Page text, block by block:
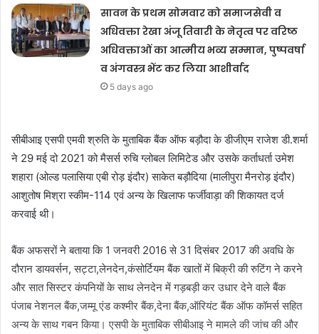
सावन के प्रथम सोमवार को समाजसेवी व
अधिवक्ता रेखा अंजू तिवारी के नेतृत्व पर वरिष्ठ
अधिवक्ताओं का आत्मीय भव्य सम्मान, पुष्पवर्षा
व अंगवस्त्र भेंट कर लिया आशीर्वाद
5 days ago
सीबीआइ एसपी एमवी श्रुति के मुताबिक बैंक ऑफ बड़ौदा के डीजीएम राजेश डी.शर्मा
ने 29 मई दो 2021 को मैसर्स रुचि ग्लोबल लिमिटेड और उसके कर्ताधर्ता उमेश
शहारा (ओल्ड पलासिया एबी रोड़ इंदौर) साकेत बड़ौदिया (मालीपुरा मैनरोड़ इंदौर)
आशुतोष मिश्रा स्कीम-114 एवं अन्य के खिलाफ फर्जीवाड़ा की शिकायत दर्ज
करवाई थी।
बैंक अफसरों ने बताया कि 1 जनवरी 2016 से 31 दिसंबर 2017 की अवधि के
दौरान डायवर्सन, सट्टा,लेनदेन,कंसोर्टियम बैंक खातों में बिक्री की रुटिंग ने करने
और सात सिस्टर कंपनियों के साथ लेनदेन में गड़बड़ी कर उधार देने वाले बैंक
पंजाब नेशनल बैंक,जम्मू एंड कश्मीर बैंक,देना बैंक,ऑरियंट बैंक ऑफ कॉमर्स सहित
अन्य के साथ गबन किया। एसपी के मुताबिक सीबीआइ ने मामले की जांच की और